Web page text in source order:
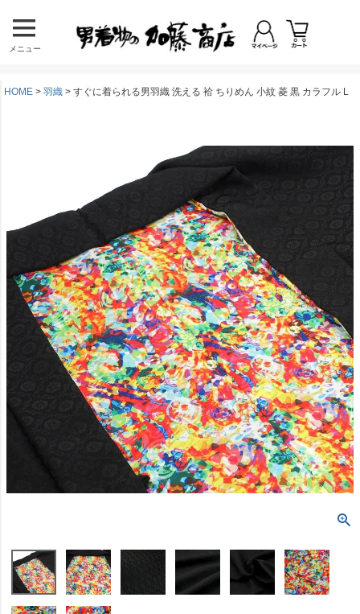
メニュー
HOME 羽織 すぐに着られる男羽織 洗える 袷 ちりめん 小紋 菱 黒 カラフル L